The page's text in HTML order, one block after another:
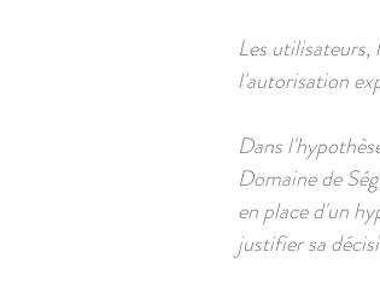
Les utilisateurs,
l'autorisation
Dans
Domaine de
en place d'un
justifier sa